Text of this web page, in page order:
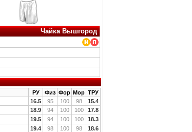
Чайка Вышгород
РУ Физ Фор Мор ТРУ
16.5 95 100 98
15.4
18.9 94 100 100
17.8
19.5 94 100 100
18.3
19.4 98 100 98
18.6